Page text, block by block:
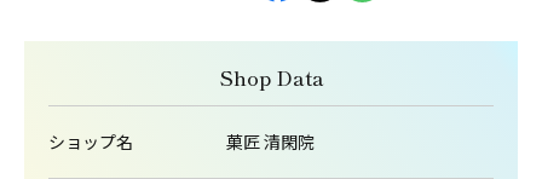
Shop Data
ショップ名 菓匠 清閑院